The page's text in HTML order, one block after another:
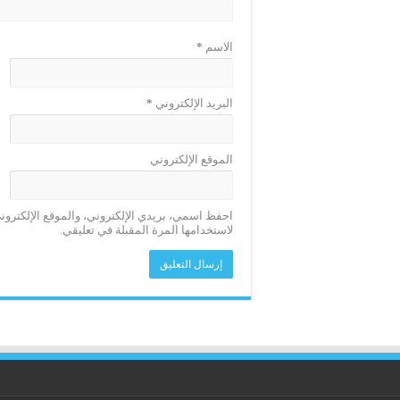
الاسم *
البريد الإلكتروني *
الموقع الإلكتروني
احفظ اسمي، بريدي الإلكتروني، والموقع
لاستخدامها المرة المقبلة في تعليقي.